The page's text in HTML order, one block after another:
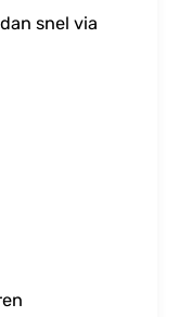
snel via